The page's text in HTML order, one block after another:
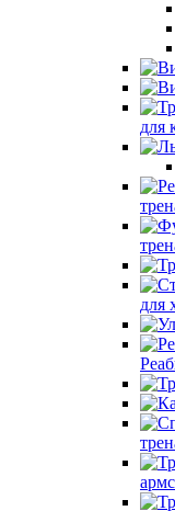
для
для